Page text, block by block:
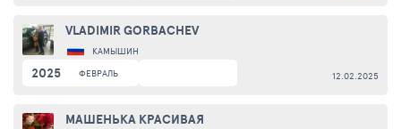
VLADIMIR GORBACHEV
КАМЫШИН
2025 ФЕВРАЛЬ 12.02.2025
МАШЕНЬКА КРАСИВАЯ